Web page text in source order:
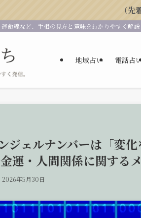
（
命線など、手相の見方と意味をわかりやすく解説
地域占い 電話占
ジェルナンバーは「変
運・人間関係に関する
2026年5月30日